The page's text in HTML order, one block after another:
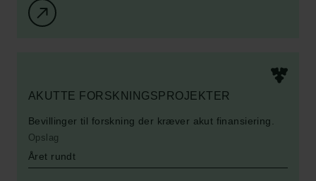
AKUTTE FORSKNINGSPROJEKTER
Bevillinger til forskning der kræver akut finansiering.
Opslag
Året rundt